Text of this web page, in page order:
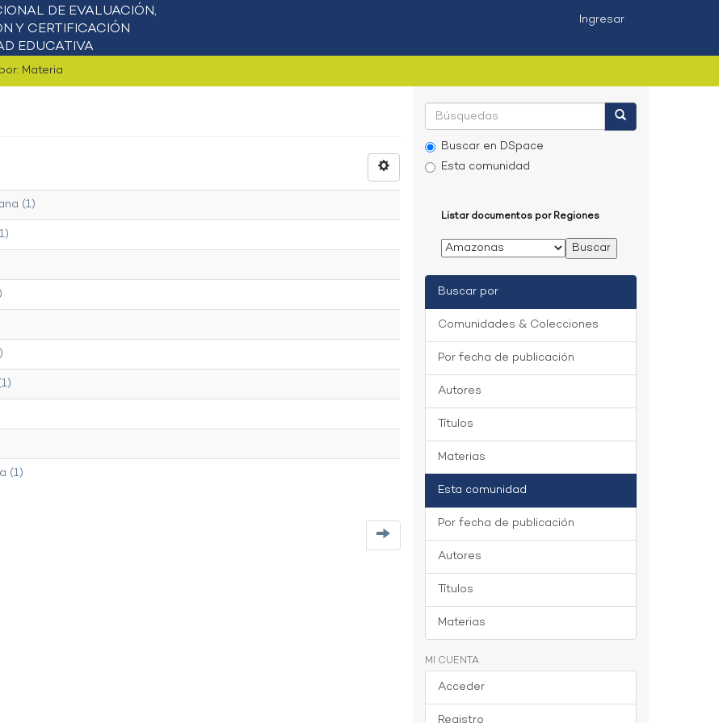
Ingresar
Materia
(1)
(1)
Buscar en DSpace
Esta comunidad
Listar documentos por Regiones
Buscar por
Comunidades & Colecciones
Por fecha de publicación
Autores
Títulos
Materias
Esta comunidad
Por fecha de publicación
Autores
Títulos
Materias
MI CUENTA
Acceder